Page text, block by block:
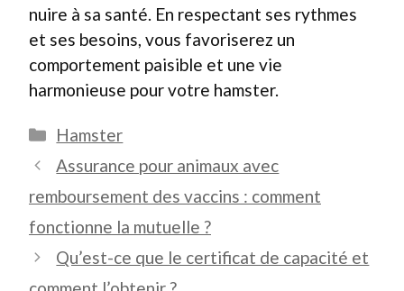
nuire à sa santé. En respectant ses rythmes
et ses besoins, vous favoriserez un
comportement paisible et une vie
harmonieuse pour votre hamster.
Catégories
Hamster
Assurance pour animaux avec
remboursement des vaccins : comment
fonctionne la mutuelle ?
Qu’est-ce que le certificat de capacité et